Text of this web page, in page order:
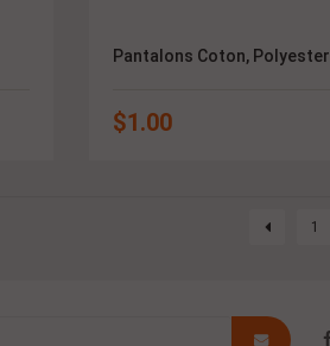
Pantalons Coton, Polyester
$1.00
1